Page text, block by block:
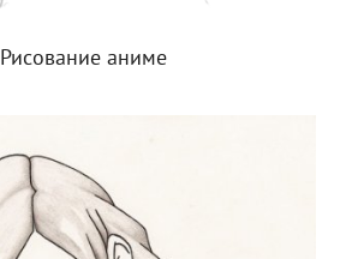
Рисование аниме